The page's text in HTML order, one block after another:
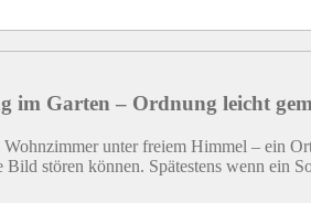
Verkaufsgesellschaft
im Garten – Ordnung leicht
Wohnzimmer unter freiem Himmel – ein
Bild stören können. Spätestens wenn ein